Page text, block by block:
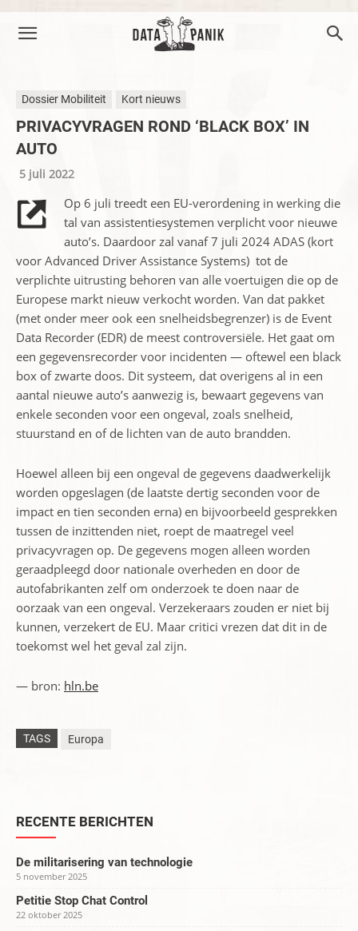
Dossier Mobiliteit Kort nieuws
PRIVACYVRAGEN ROND ‘BLACK BOX’ IN
AUTO
5 juli 2022
Op 6 juli treedt een EU-verordening in werking die
tal van assistentiesystemen verplicht voor nieuwe
auto’s. Daardoor zal vanaf 7 juli 2024 ADAS (kort
voor Advanced Driver Assistance Systems) tot de
verplichte uitrusting behoren van alle voertuigen die op de
Europese markt nieuw verkocht worden. Van dat pakket
(met onder meer ook een snelheidsbegrenzer) is de Event
Data Recorder (EDR) de meest controversiële. Het gaat om
een gegevensrecorder voor incidenten — oftewel een black
box of zwarte doos. Dit systeem, dat overigens al in een
aantal nieuwe auto’s aanwezig is, bewaart gegevens van
enkele seconden voor een ongeval, zoals snelheid,
stuurstand en of de lichten van de auto brandden.
Hoewel alleen bij een ongeval de gegevens daadwerkelijk
worden opgeslagen (de laatste dertig seconden voor de
impact en tien seconden erna) en bijvoorbeeld gesprekken
tussen de inzittenden niet, roept de maatregel veel
privacyvragen op. De gegevens mogen alleen worden
geraadpleegd door nationale overheden en door de
autofabrikanten zelf om onderzoek te doen naar de
oorzaak van een ongeval. Verzekeraars zouden er niet bij
kunnen, verzekert de EU. Maar critici vrezen dat dit in de
toekomst wel het geval zal zijn.
— bron: hln.be
TAGS Europa
RECENTE BERICHTEN
De militarisering van technologie
5 november 2025
Petitie Stop Chat Control
22 oktober 2025